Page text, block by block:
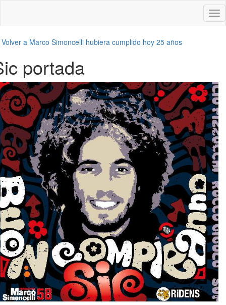
Volver a Marco Simoncelli hubiera cumplido hoy 25 años
portada